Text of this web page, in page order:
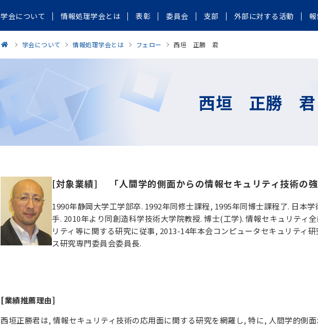
学会について 情報処理学会とは 表彰 委員会 支部 外部に対する活動
学会について 情報処理学会とは フェロー 西垣 正勝 君
西垣 正勝 君
[対象業績] 「人間学的側面からの情報セキュリティ技術の
1990年静岡大学工学部卒. 1992年同修士課程, 1995年同博士課程了. 日本
手. 2010年より同創造科学技術大学院教授. 博士(工学). 情報セキュリティ
リティ等に関する研究に従事, 2013-14年本会コンピュータセキュリティ
ス研究専門委員会委員長.
[業績推薦理由]
西垣正勝君は, 情報セキュリティ技術の応用面に関する研究を網羅し, 特に, 人間学的側